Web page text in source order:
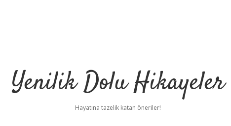
Yenilik Dolu Hikayeler
Hayatına tazelik katan öneriler!